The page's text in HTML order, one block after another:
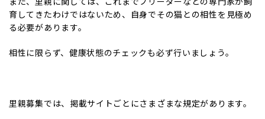
育してきたわけではないため、自身でその猫との相性を見極め
る必要があります。
相性に限らず、健康状態のチェックも必ず行いましょう。
里親募集では、掲載サイトごとにさまざまな規定があります。